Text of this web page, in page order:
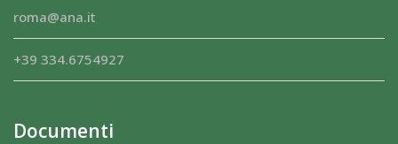
roma@ana.it
+39 334.6754927
Documenti